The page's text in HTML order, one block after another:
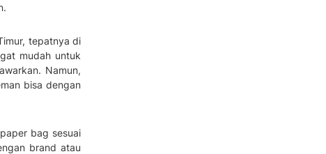
tepatnya di
mudah untuk
Namun,
bisa dengan
bag sesuai
brand atau